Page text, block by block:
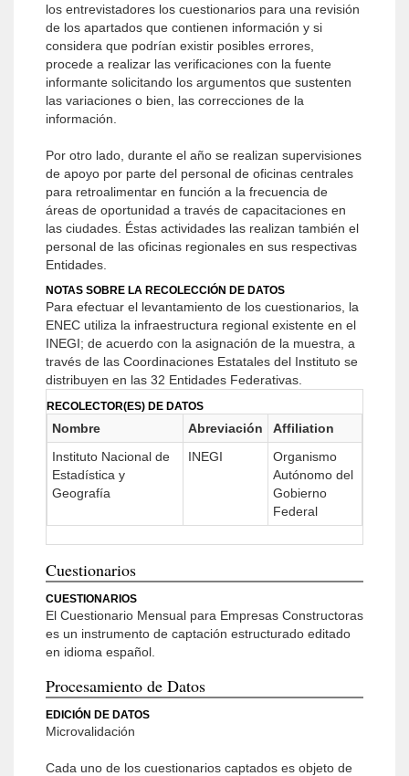
los entrevistadores los cuestionarios para una revisión
de los apartados que contienen información y si
considera que podrían existir posibles errores,
procede a realizar las verificaciones con la fuente
informante solicitando los argumentos que sustenten
las variaciones o bien, las correcciones de la
información.
Por otro lado, durante el año se realizan supervisiones
de apoyo por parte del personal de oficinas centrales
para retroalimentar en función a la frecuencia de
áreas de oportunidad a través de capacitaciones en
las ciudades. Éstas actividades las realizan también el
personal de las oficinas regionales en sus respectivas
Entidades.
NOTAS SOBRE LA RECOLECCIÓN DE DATOS
Para efectuar el levantamiento de los cuestionarios, la
ENEC utiliza la infraestructura regional existente en el
INEGI; de acuerdo con la asignación de la muestra, a
través de las Coordinaciones Estatales del Instituto se
distribuyen en las 32 Entidades Federativas.
RECOLECTOR(ES) DE DATOS
Nombre Abreviación
Affiliation
Instituto Nacional de
Estadística y
Geografía
INEGI
Organismo
Autónomo del
Gobierno
Federal
Cuestionarios
CUESTIONARIOS
El Cuestionario Mensual para Empresas Constructoras
es un instrumento de captación estructurado editado
en idioma español.
Procesamiento de Datos
EDICIÓN DE DATOS
Microvalidación
Cada uno de los cuestionarios captados es objeto de